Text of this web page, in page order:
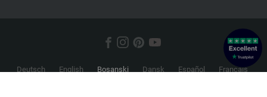
Deutsch English Bosanski Dansk Español
Français